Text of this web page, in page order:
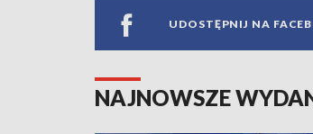
UDOSTĘPNIJ NA
NAJNOWSZE